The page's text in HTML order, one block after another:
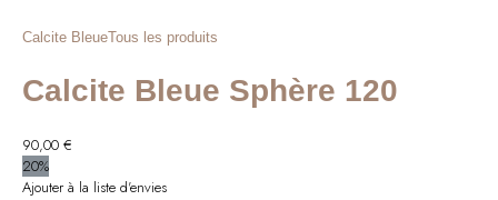
Calcite BleueTous les produits
Calcite Bleue Sphère 120
90,00 €
20%
Ajouter à la liste d'envies